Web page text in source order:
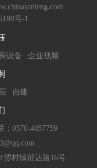
号-1
设备 企业视频
自建
：0570-4057759
村镇贺达路16号